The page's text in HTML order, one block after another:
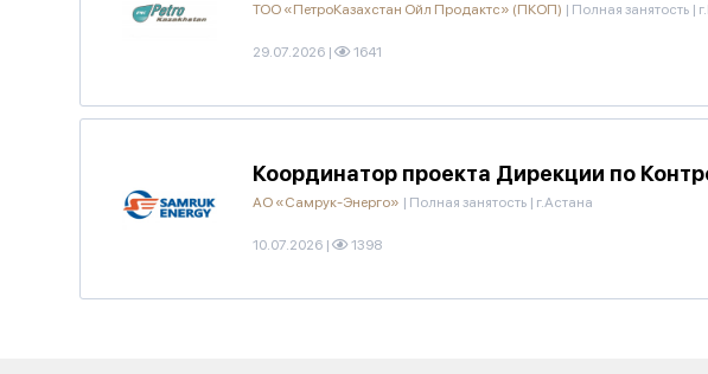
ТОО «ПетроКазахстан Ойл Продактс» (ПКОП) | Полная занятость |
29.07.2026 | 1641
Координатор проекта Дирекции по
АО «Самрук-Энерго» | Полная занятость | г.Астана
10.07.2026 | 1398